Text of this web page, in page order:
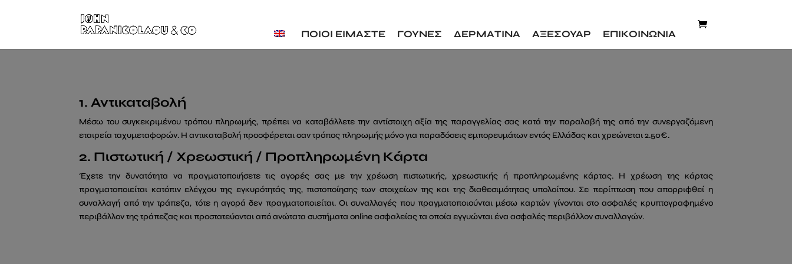
ΠΟΙΟΙ ΕΙΜΑΣΤΕ ΓΟΥΝΕΣ ΔΕΡΜΑΤΙΝΑ ΑΞΕΣΟΥΑΡ ΕΠΙΚΟΙΝΩΝΙΑ
1. Αντικαταβολή
Μέσω του συγκεκριμένου τρόπου πληρωμής, πρέπει να καταβάλλετε την αντίστοιχη αξία της παραγγελίας σας κατά την παραλαβή της από την συνεργαζόμενη
εταιρεία ταχυμεταφορών. Η αντικαταβολή προσφέρεται σαν τρόπος πληρωμής μόνο για παραδόσεις εμπορευμάτων εντός Ελλάδας και χρεώνεται 2.50€.
2. Πιστωτική / Χρεωστική / Προπληρωμένη Κάρτα
Έχετε την δυνατότητα να πραγματοποιήσετε τις αγορές σας με την χρέωση πιστωτικής, χρεωστικής ή προπληρωμένης κάρτας. Η χρέωση της κάρτας
πραγματοποιείται κατόπιν ελέγχου της εγκυρότητάς της, πιστοποίησης των στοιχείων της και της διαθεσιμότητας υπολοίπου. Σε περίπτωση που απορριφθεί η
συναλλαγή από την τράπεζα, τότε η αγορά δεν πραγματοποιείται. Οι συναλλαγές που πραγματοποιούνται μέσω καρτών γίνονται στο ασφαλές κρυπτογραφημένο
περιβάλλον της τράπεζας και προστατεύονται από ανώτατα συστήματα online ασφαλείας τα οποία εγγυώνται ένα ασφαλές περιβάλλον συναλλαγών.